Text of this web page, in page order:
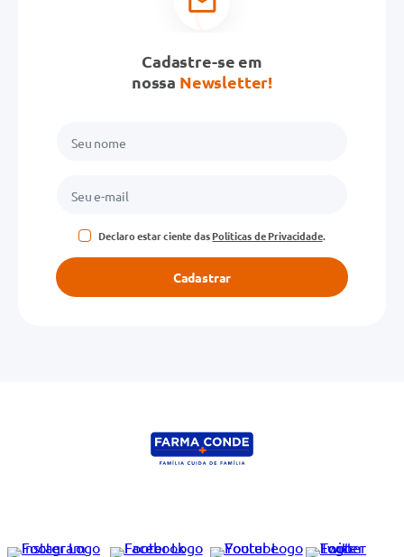
Cadastre-se em
nossa Newsletter!
Declaro estar ciente dasPolíticas de Privacidade.
Cadastrar